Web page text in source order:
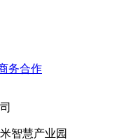
务合作
智慧产业园